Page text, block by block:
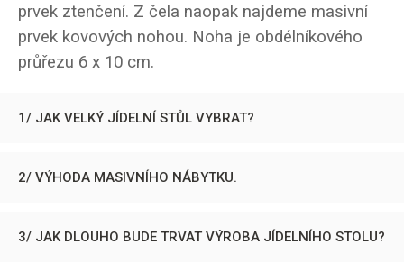
prvek ztenčení. Z čela naopak najdeme masivní
prvek kovových nohou. Noha je obdélníkového
průřezu 6 x 10 cm.
1/ JAK VELKÝ JÍDELNÍ STŮL VYBRAT?
2/ VÝHODA MASIVNÍHO NÁBYTKU.
3/ JAK DLOUHO BUDE TRVAT VÝROBA JÍDELNÍHO STOLU?